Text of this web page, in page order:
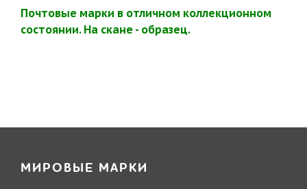
Почтовые марки в отличном коллекционном
состоянии. На скане - образец.
МИРОВЫЕ МАРКИ